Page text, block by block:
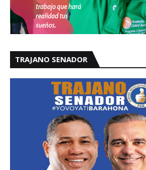
TRAJANO SENADOR